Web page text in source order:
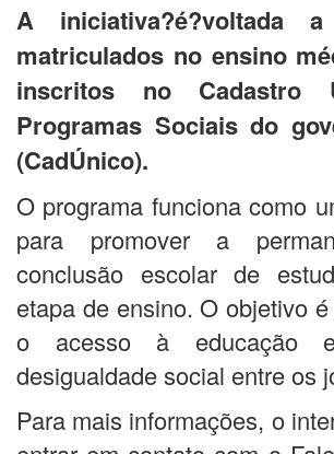
A iniciativa?é?voltada a
matriculados no ensino
inscritos no Cadastro
Programas Sociais do
(CadÚnico).
O programa funciona como
para promover a
conclusão escolar de
etapa de ensino. O objetivo
o acesso à educação
desigualdade social entre os
Para mais informações, o